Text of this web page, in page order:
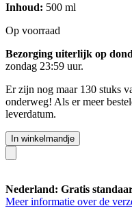
Inhoud: 500 ml
Op voorraad
Bezorging uiterlijk op
zondag 23:59 uur.
Er zijn nog maar 130 stuks
onderweg! Als er meer
leverdatum.
In winkelmandje
Nederland: Gratis
Meer informatie over de